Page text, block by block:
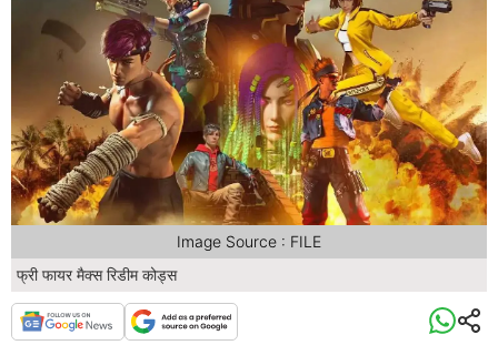
फ्री फायर मैक्स रिडीम कोड्स
Image Source : FILE